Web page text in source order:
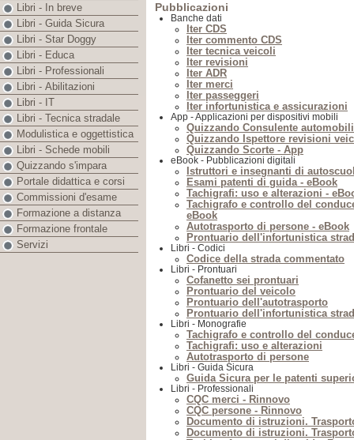
Pubblicazioni
Banche dati
Iter CDS
Iter commento CDS
Iter tecnica veicoli
Iter revisioni
Iter ADR
Iter merci
Iter passeggeri
Iter infortunistica e assicurazioni
App - Applicazioni per dispositivi mobili
Quizzando Consulente
Quizzando Ispettore revisioni
Quizzando Scorte - App
eBook - Pubblicazioni digitali
Istruttori e insegnanti di
Esami patenti di guida - eBook
Tachigrafi: uso e alterazioni -
Tachigrafo e controllo del
eBook
Autotrasporto di persone - eBook
Prontuario dell'infortunistica
Libri - Codici
Codice della strada commentato
Libri - Prontuari
Cofanetto sei prontuari
Prontuario del veicolo
Prontuario dell'autotrasporto
Prontuario dell'infortunistica
Libri - Monografie
Tachigrafo e controllo del
Tachigrafi: uso e alterazioni
Autotrasporto di persone
Libri - Guida Sicura
Guida Sicura per le patenti
Libri - Professionali
CQC merci - Rinnovo
CQC persone - Rinnovo
Documento di istruzioni.
Documento di istruzioni.
Libri - In breve
Libri - Guida Sicura
Libri - Star Doggy
Libri - Educa
Libri - Professionali
Libri - Abilitazioni
Libri - IT
Libri - Tecnica stradale
Modulistica e oggettistica
Libri - Schede mobili
Quizzando s'impara
Portale didattica e corsi
Commissioni d'esame
Formazione a distanza
Formazione frontale
Servizi